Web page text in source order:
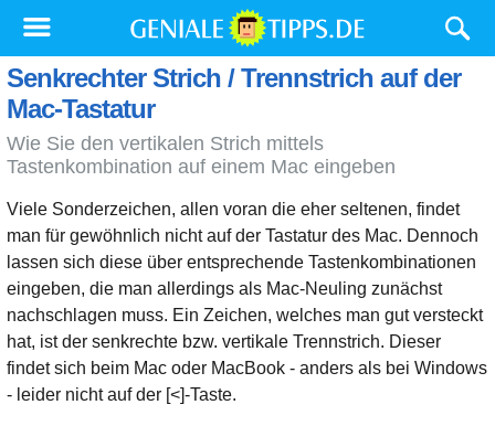
Senkrechter Strich / Trennstrich auf der
Mac-Tastatur
Wie Sie den vertikalen Strich mittels
Tastenkombination auf einem Mac eingeben
Viele Sonderzeichen, allen voran die eher seltenen, findet
man für gewöhnlich nicht auf der Tastatur des Mac. Dennoch
lassen sich diese über entsprechende Tastenkombinationen
eingeben, die man allerdings als Mac-Neuling zunächst
nachschlagen muss. Ein Zeichen, welches man gut versteckt
hat, ist der senkrechte bzw. vertikale Trennstrich. Dieser
findet sich beim Mac oder MacBook - anders als bei Windows
- leider nicht auf der [<]-Taste.